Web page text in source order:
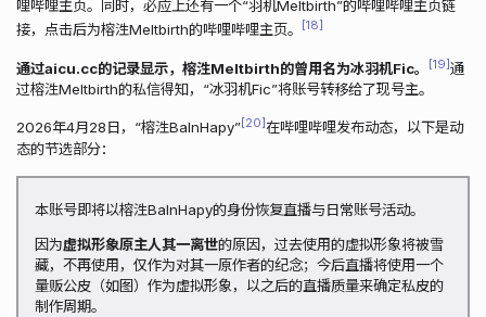
哩哔哩主页。同时，必应上还有一个“羽机Meltbirth”的哔哩哔哩主页链
接，点击后为榕泩Meltbirth的哔哩哔哩主页。
18
通过aicu.cc的记录显示，榕泩Meltbirth的曾用名为冰羽机Fic。 19 通
过榕泩Meltbirth的私信得知，“冰羽机Fic”将账号转移给了现号主。
2026年4月28日，“榕泩BaInHapy” 20 在哔哩哔哩发布动态，以下是动
态的节选部分：
本账号即将以榕泩BaInHapy的身份恢复直播与日常账号活动。
因为虚拟形象原主人其一离世的原因，过去使用的虚拟形象将被雪
藏，不再使用，仅作为对其一原作者的纪念；今后直播将使用一个
量贩公皮（如图）作为虚拟形象，以之后的直播质量来确定私皮的
制作周期。